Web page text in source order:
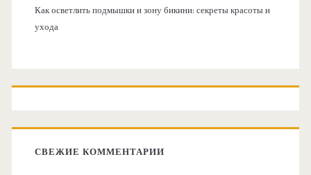
Как осветлить подмышки и зону бикини: секреты красоты и
ухода
СВЕЖИЕ КОММЕНТАРИИ